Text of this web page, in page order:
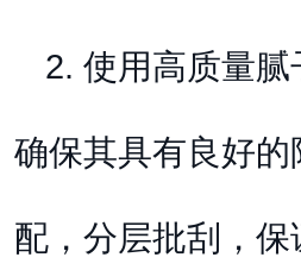
2. 使用高质量
确保其具有良好
配，分层批刮，